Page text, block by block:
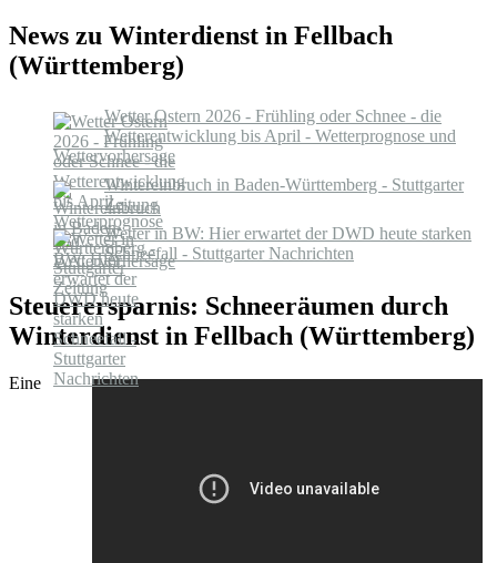
News zu Winterdienst in Fellbach
(Württemberg)
Wetter Ostern 2026 - Frühling oder Schnee - die
Wetterentwicklung bis April - Wetterprognose und
Wettervorhersage
Wintereinbruch in Baden-Württemberg - Stuttgarter
Zeitung
Wetter in BW: Hier erwartet der DWD heute starken
Schneefall - Stuttgarter Nachrichten
Steuerersparnis: Schneeräumen durch
Winterdienst in Fellbach (Württemberg)
Eine